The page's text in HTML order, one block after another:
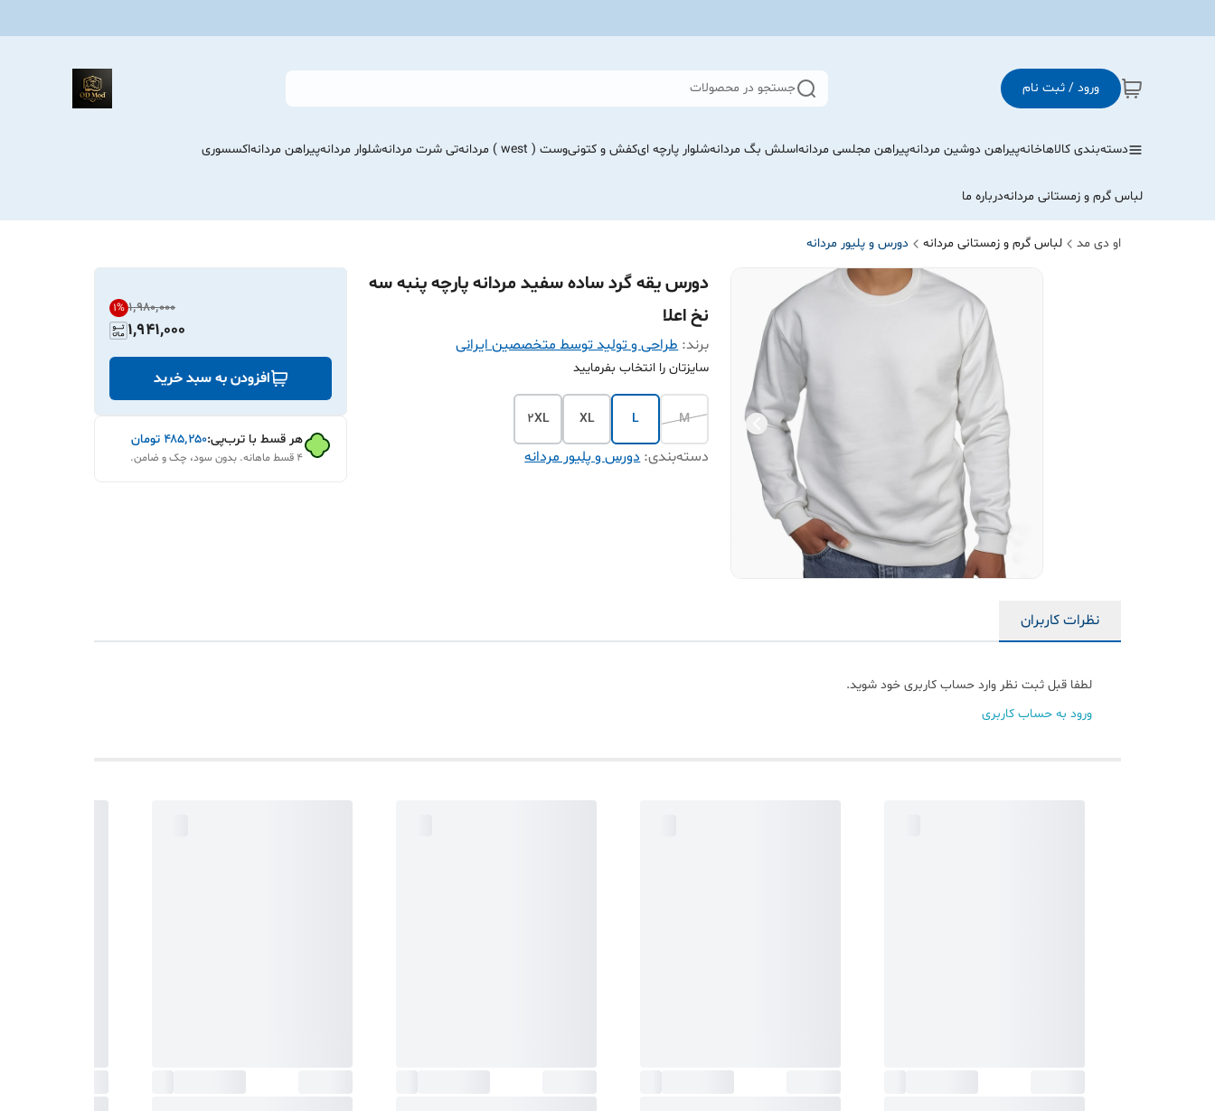
ورود / ثبت نام جستجو در محصولات
دسته‌بندی کالاهاخانهپیراهن دوشین مردانهپیراهن مجلسی مردانهاسلش بگ مردانهشلوار پارچه ایکفش و کتونیوست ( west ) مردانه تی شرت مردانهشلوار مردانهپیراهن مردانهاکسسوری
لباس گرم و زمستانی مردانهدرباره ما
او دی مد لباس گرم و زمستانی مردانه دورس و پلیور مردانه
دورس یقه گرد ساده سفید مردانه پارچه پنبه سه
نخ اعلا
برند: طراحی و تولید توسط متخصصین ایرانی
سایزتان را انتخاب بفرمایید
M
L
XL
2XL
دسته‌بندی:دورس و پلیور مردانه
۱٬۹۸۰٬۰۰۰ 1%
1,941,000
افزودن به سبد خرید
هر قسط با ترب‌پی:۴۸۵٬۲۵۰ تومان
۴ قسط ماهانه. بدون سود، چک و ضامن.
نظرات کاربران
لطفا قبل ثبت نظر وارد حساب کاربری خود شوید.
ورود به حساب کاربری